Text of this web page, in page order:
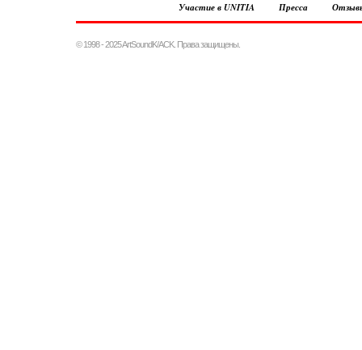
Участие в UNITIA Пресса
© 1998 - 2025 ArtSoundK/ACK. Права защищены.